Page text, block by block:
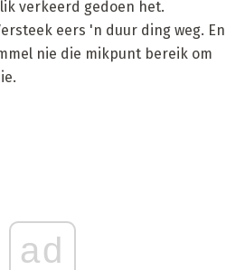
verkeerd gedoen het.
eers 'n duur ding weg. En
nie die mikpunt bereik om
ad